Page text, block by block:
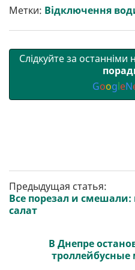
т
и
o
k
r a
m
Метки: Відключення
Слідкуйте за
GoogleN
Предыдущая статья:
Все порезал и
салат
В Днепре